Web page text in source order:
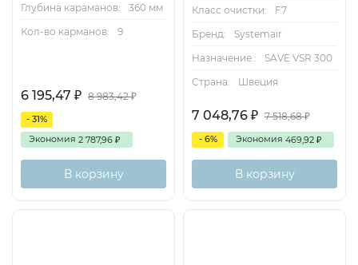
Глубина караманов:
360 мм
Кол-во карманов:
9
6 195,47 ₽ 8 983,42₽
- 31%
Экономия 2 787,96 ₽
В корзину
Класс очистки:
F7
Бренд:
Systemair
Назначение.:
SAVE VSR 300
Страна:
Швеция
7 048,76 ₽ 7 518,68₽
- 6% Экономия 469,92 ₽
В корзину